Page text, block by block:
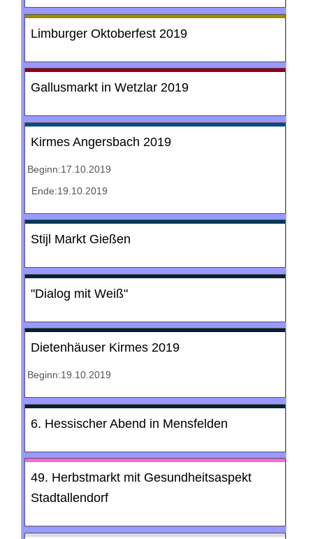
Limburger Oktoberfest 2019
Gallusmarkt in Wetzlar 2019
Kirmes Angersbach 2019
Beginn:17.10.2019
Ende:19.10.2019
Stijl Markt Gießen
"Dialog mit Weiß"
Dietenhäuser Kirmes 2019
Beginn:19.10.2019
6. Hessischer Abend in Mensfelden
49. Herbstmarkt mit Gesundheitsaspekt
Stadtallendorf